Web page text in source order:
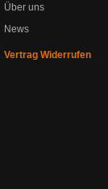
Über uns
News
Vertrag Widerrufen